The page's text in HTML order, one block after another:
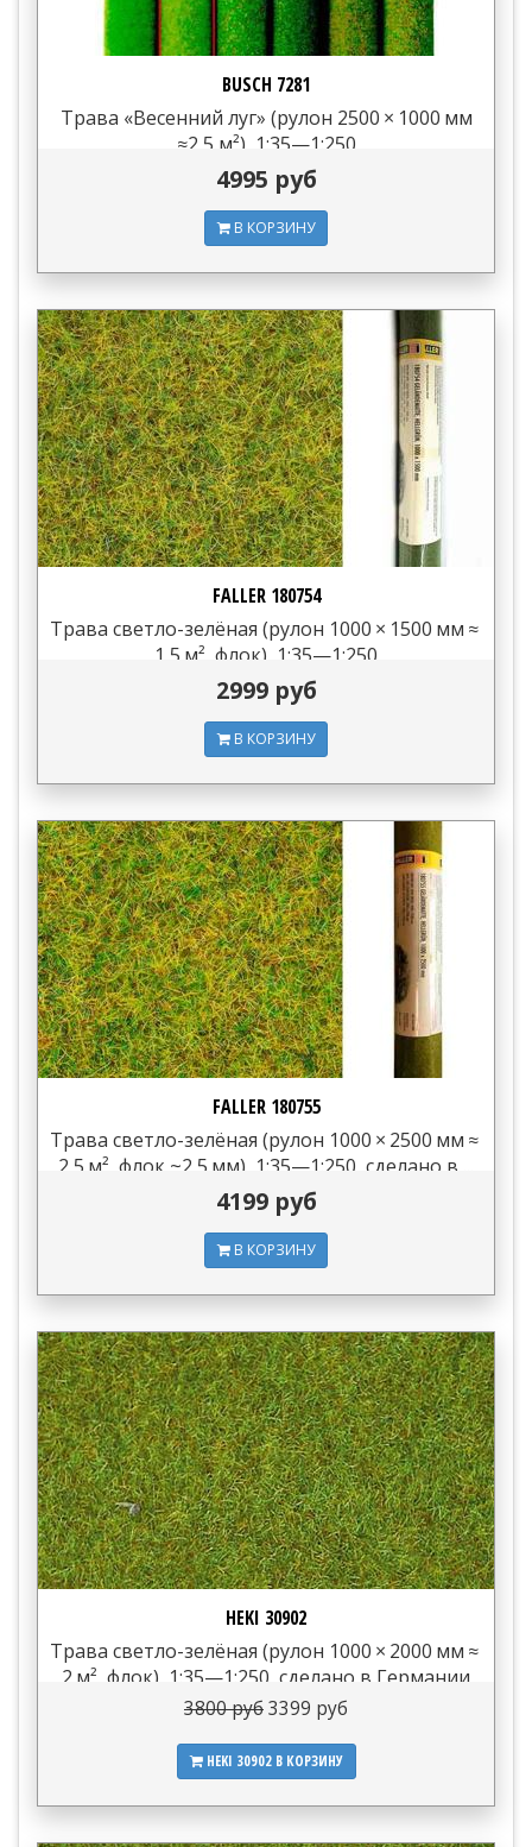
BUSCH 7281
Трава «Весенний луг» (рулон 2500 × 1000 мм
≈2,5 м²), 1:35—1:250
4995 руб
В КОРЗИНУ
FALLER 180754
Трава светло-зелёная (рулон 1000 × 1500 мм ≈
1,5 м², флок), 1:35—1:250
2999 руб
В КОРЗИНУ
FALLER 180755
Трава светло-зелёная (рулон 1000 × 2500 мм ≈
2,5 м², флок ~2,5 мм), 1:35—1:250, сделано в ...
4199 руб
В КОРЗИНУ
HEKI 30902
Трава светло-зелёная (рулон 1000 × 2000 мм ≈
2 м², флок), 1:35—1:250, сделано в Германии
3800 руб3399 руб
HEKI 30902 В КОРЗИНУ